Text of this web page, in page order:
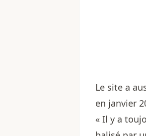
Le site a
en janvier
« Il y a